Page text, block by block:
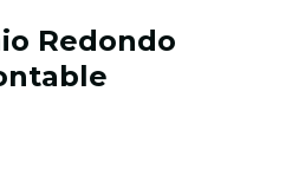
Redondo